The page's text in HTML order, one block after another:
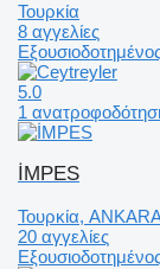
Τουρκία
8 αγγελίες
5.0
1
İMPES
Τουρκία,
20 αγγελίες